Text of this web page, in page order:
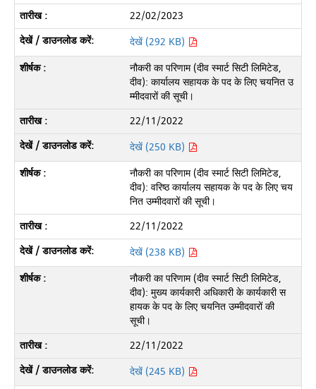
22/02/2023
देखें (292 KB)
नौकरी का परिणाम (दीव स्मार्ट सिटी लिमिटेड,
दीव): कार्यालय सहायक के पद के लिए चयनित उ
म्मीदवारों की सूची।
22/11/2022
देखें (250 KB)
नौकरी का परिणाम (दीव स्मार्ट सिटी लिमिटेड,
दीव): वरिष्ठ कार्यालय सहायक के पद के लिए चय
नित उम्मीदवारों की सूची।
22/11/2022
देखें (238 KB)
नौकरी का परिणाम (दीव स्मार्ट सिटी लिमिटेड,
दीव): मुख्य कार्यकारी अधिकारी के कार्यकारी स
हायक के पद के लिए चयनित उम्मीदवारों की
सूची।
22/11/2022
देखें (245 KB)